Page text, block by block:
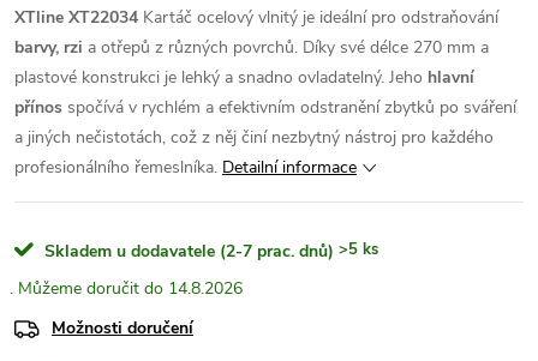
XTline XT22034 Kartáč ocelový vlnitý je ideální pro odstraňování
barvy, rzi a otřepů z různých povrchů. Díky své délce 270 mm a
plastové konstrukci je lehký a snadno ovladatelný. Jeho hlavní
přínos spočívá v rychlém a efektivním odstranění zbytků po sváření
a jiných nečistotách, což z něj činí nezbytný nástroj pro každého
profesionálního řemeslníka. Detailní informace
Skladem u dodavatele (2-7 prac. dnů) >5 ks
14.8.2026
Možnosti doručení